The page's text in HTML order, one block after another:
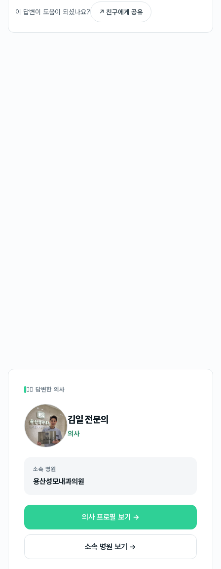
이 답변이 도움이 되셨나요? ↗ 친구에게 공유
👩‍⚕️ 답변한 의사
김일전문의
의사
소속 병원
용산성모내과의원
의사 프로필 보기 →
소속 병원 보기 →